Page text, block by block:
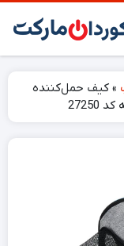
» کیف حمل‌کننده